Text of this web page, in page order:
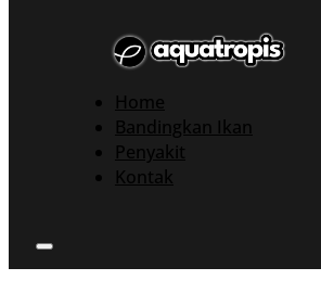
Home
Bandingkan Ikan
Penyakit
Kontak